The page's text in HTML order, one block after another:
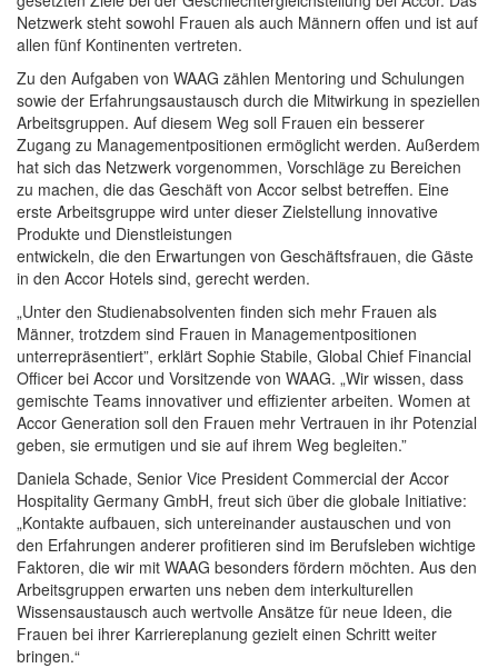
Netzwerk steht sowohl Frauen als auch Männern offen und ist auf
allen fünf Kontinenten vertreten.
Zu den Aufgaben von WAAG zählen Mentoring und Schulungen
sowie der Erfahrungsaustausch durch die Mitwirkung in speziellen
Arbeitsgruppen. Auf diesem Weg soll Frauen ein besserer
Zugang zu Managementpositionen ermöglicht werden. Außerdem
hat sich das Netzwerk vorgenommen, Vorschläge zu Bereichen
zu machen, die das Geschäft von Accor selbst betreffen. Eine
erste Arbeitsgruppe wird unter dieser Zielstellung innovative
Produkte und Dienstleistungen
entwickeln, die den Erwartungen von Geschäftsfrauen, die Gäste
in den Accor Hotels sind, gerecht werden.
„Unter den Studienabsolventen finden sich mehr Frauen als
Männer, trotzdem sind Frauen in Managementpositionen
unterrepräsentiert”, erklärt Sophie Stabile, Global Chief Financial
Officer bei Accor und Vorsitzende von WAAG. „Wir wissen, dass
gemischte Teams innovativer und effizienter arbeiten. Women at
Accor Generation soll den Frauen mehr Vertrauen in ihr Potenzial
geben, sie ermutigen und sie auf ihrem Weg begleiten.”
Daniela Schade, Senior Vice President Commercial der Accor
Hospitality Germany GmbH, freut sich über die globale Initiative:
„Kontakte aufbauen, sich untereinander austauschen und von
den Erfahrungen anderer profitieren sind im Berufsleben wichtige
Faktoren, die wir mit WAAG besonders fördern möchten. Aus den
Arbeitsgruppen erwarten uns neben dem interkulturellen
Wissensaustausch auch wertvolle Ansätze für neue Ideen, die
Frauen bei ihrer Karriereplanung gezielt einen Schritt weiter
bringen.“